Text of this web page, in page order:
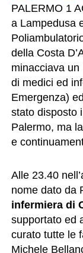
PALERMO 1
a Lampedusa
della Costa
minacciava
di medici ed
Emergenza)
stato disposto
Palermo, ma
e
Alle 23.40
nome dato da
infermiera di
supportato ed
curato tutte le
Michele